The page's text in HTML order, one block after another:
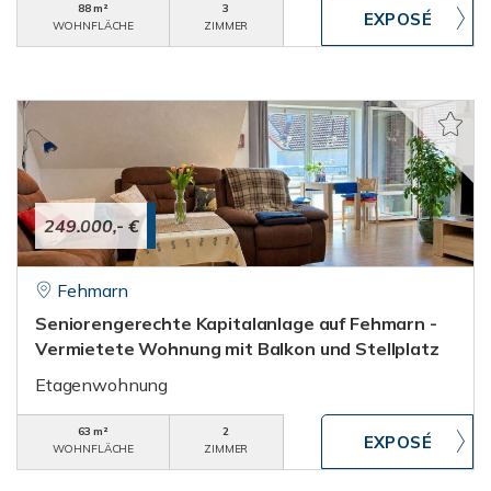
88 m²
WOHNFLÄCHE
3
ZIMMER
249.000,- €
Fehmarn
Seniorengerechte Kapitalanlage auf Fehmarn -
Vermietete Wohnung mit Balkon und Stellplatz
Etagenwohnung
63 m²
WOHNFLÄCHE
2
ZIMMER